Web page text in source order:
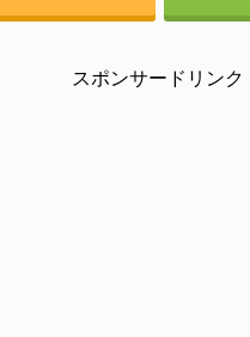
スポンサードリンク